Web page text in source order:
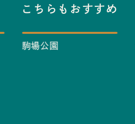
こちらもおすすめ
駒場公園